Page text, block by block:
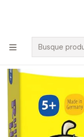
🚀 ¡Despachamos a
$100.000 y a RM sobre
Juegos de